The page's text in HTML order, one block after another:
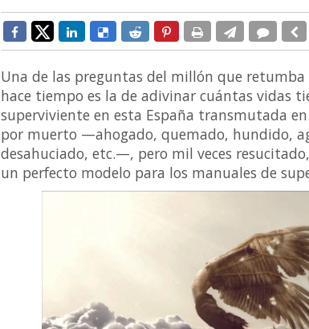
Una de las preguntas del millón que retumba
hace tiempo es la de adivinar cuántas vidas
superviviente en esta España transmutada
por muerto —ahogado, quemado, hundido,
desahuciado, etc.—, pero mil veces
un perfecto modelo para los manuales de